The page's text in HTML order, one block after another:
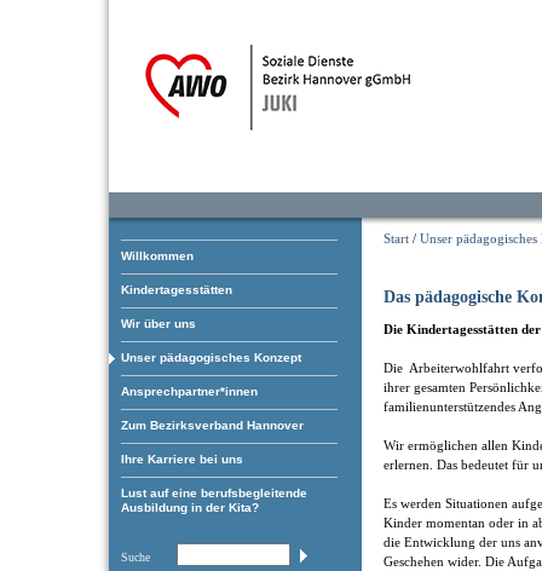
Willkommen
Kindertagesstätten
Wir über uns
Unser pädagogisches Konzept
Ansprechpartner*innen
Zum Bezirksverband Hannover
Ihre Karriere bei uns
Lust auf eine berufsbegleitende
Ausbildung in der Kita?
Suche
Start / Unser
Das pädagogische
Die Kindertagesstätten
Die Arbeiterwohlfahrt
ihrer gesamten
familienunterstützendes
Wir ermöglichen allen
erlernen. Das bedeutet für
Es werden Situationen
Kinder momentan oder in
die Entwicklung der uns
Geschehen wider. Die